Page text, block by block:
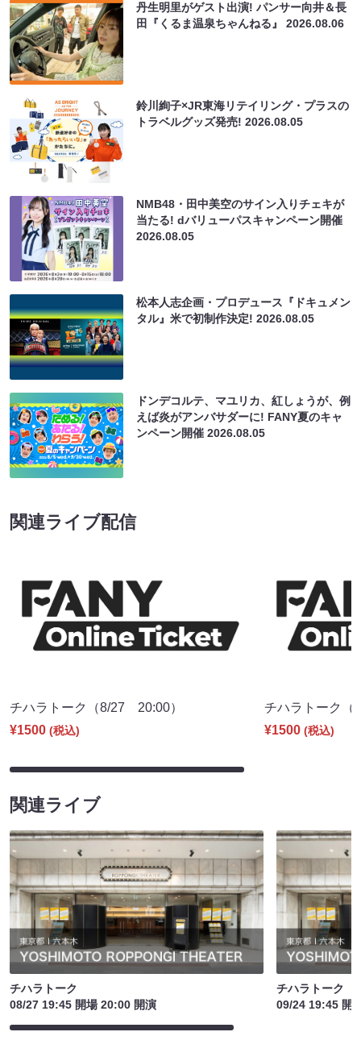
丹生明里がゲスト出演! パンサー向井＆長
田『くるま温泉ちゃんねる』2026.08.06
鈴川絢子×JR東海リテイリング・プラスの
トラベルグッズ発売!2026.08.05
NMB48・田中美空のサイン入りチェキが
当たる! dバリューパスキャンペーン開催
2026.08.05
松本人志企画・プロデュース『ドキュメン
タル』米で初制作決定!2026.08.05
ドンデコルテ、マユリカ、紅しょうが、例
えば炎がアンバサダーに! FANY夏のキャ
ンペーン開催2026.08.05
関連ライブ配信
チハラトーク（8/27 20:00）
¥1500 (税込)
チハラトーク
¥1500 (税込)
関連ライブ
チハラトーク
08/27 19:45 開場 20:00 開演
チハラトーク
09/24 19:45 開